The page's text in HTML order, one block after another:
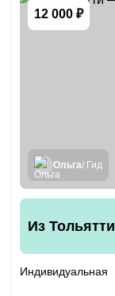
12 000 ₽
Ольга/ Гид
Из
Индивидуальная